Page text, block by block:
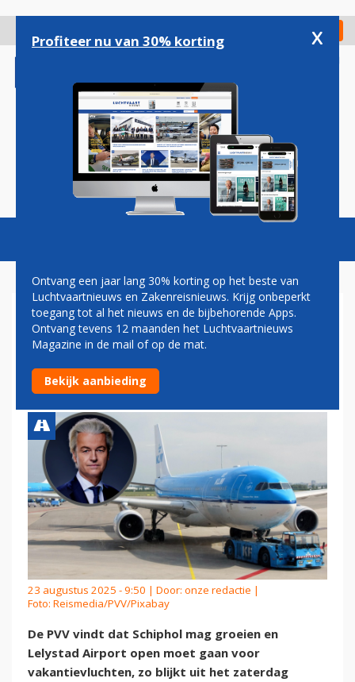
gaan
Check in
Magazine Podcasts Vacatures
PVV: SCHIPHOL MAG
GROEIEN, VLIEGTAKS NIET
OMHOOG
23 augustus 2025 - 9:50 | Door: onze redactie |
Foto: Reismedia/PVV/Pixabay
De PVV vindt dat Schiphol mag groeien en
Lelystad Airport open moet gaan voor
vakantievluchten, zo blijkt uit het zaterdag
Profiteer nu van 30% korting x
Ontvang een jaar lang 30% korting op het beste van
Luchtvaartnieuws en Zakenreisnieuws. Krijg onbeperkt
toegang tot al het nieuws en de bijbehorende Apps.
Ontvang tevens 12 maanden het Luchtvaartnieuws
Magazine in de mail of op de mat.
Bekijk aanbieding